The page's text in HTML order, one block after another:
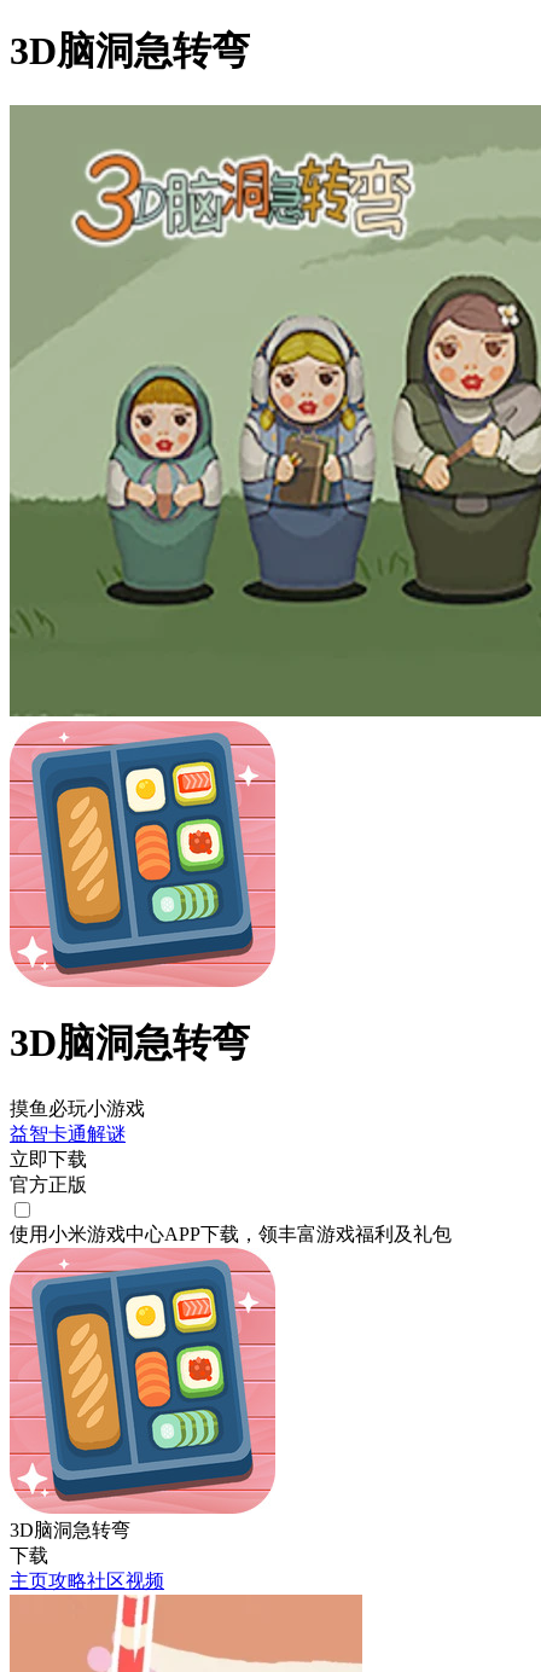
3D脑洞急转弯
3D脑洞急转弯
摸鱼必玩小游戏
益智卡通解谜
立即下载
官方正版
使用小米游戏中心APP下载 ，领丰富游戏福利 及礼包
3D脑洞急转弯
下载
主页攻略社区视频